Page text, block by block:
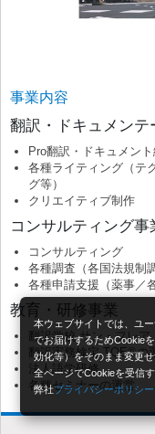
本ウェブサイトでは、ユ
でお届けするためCookie
効化等）をそのまま変更
全ページでCookieを受信
弊社プライバシーポリシー
事業内容
翻訳・ドキュメンテ
Pro翻訳・ドキュメン
各種ライティング（テ
グ等）
クリエイティブ制作
コンサルティング事
コンサルティング
各種調査（各国法規制
各種申請支援（薬事／
教育・研修事業
翻訳学校 サン・フレ
翻訳実務検定 TQE®の
法人語学研修
各種セミナーの運営